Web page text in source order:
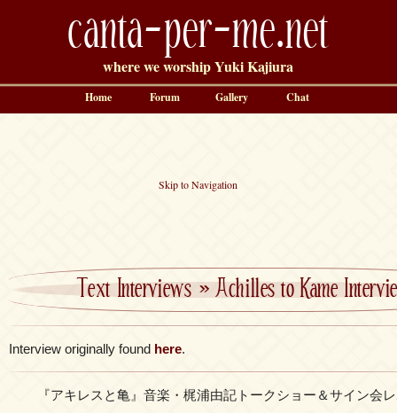
canta-per-me.net
where we worship Yuki Kajiura
Skip to Navigation
Text Interviews»Achilles to Kame
Interview originally found here.
『アキレスと亀』音楽・梶浦由記トークショー＆サイン会
Home Forum Gallery Chat